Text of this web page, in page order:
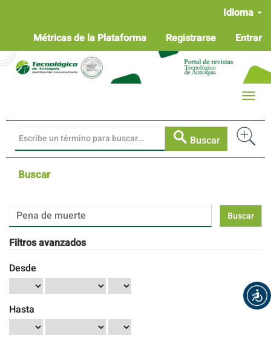
Contenido
principal
Barra
lateral
Idioma
Métricas de la Plataforma
Registrarse Entrar
Buscar
Toggle
Buscar
Buscar
artículos
por
Filtros avanzados
Desde
Hasta